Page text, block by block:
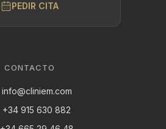
PEDIR CITA
CONTACTO
info@cliniem.com
+34 915 630 882